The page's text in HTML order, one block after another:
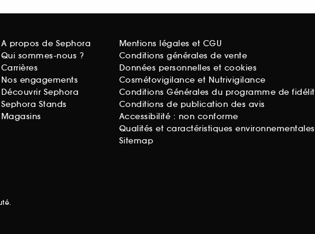
A propos de Sephora
Qui sommes-nous ?
Carrières
Nos engagements
Découvrir Sephora
Sephora Stands
Magasins
Mentions légales et CGU
Conditions générales de vente
Données personnelles et cookies
Cosmétovigilance et Nutrivigilance
Conditions Générales du programme de
Conditions de publication des avis
Accessibilité : non conforme
Qualités et caractéristiques environnementales
Sitemap